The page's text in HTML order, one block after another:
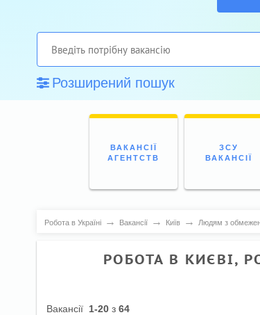
Розширений пошук
ВАКАНСІЇ
АГЕНТСТВ
ЗСУ
ВАКАНСІЇ
Робота в Україні → Вакансії → Київ → Людям з
РОБОТА В КИЄВІ,
Вакансії 1-20 з 64